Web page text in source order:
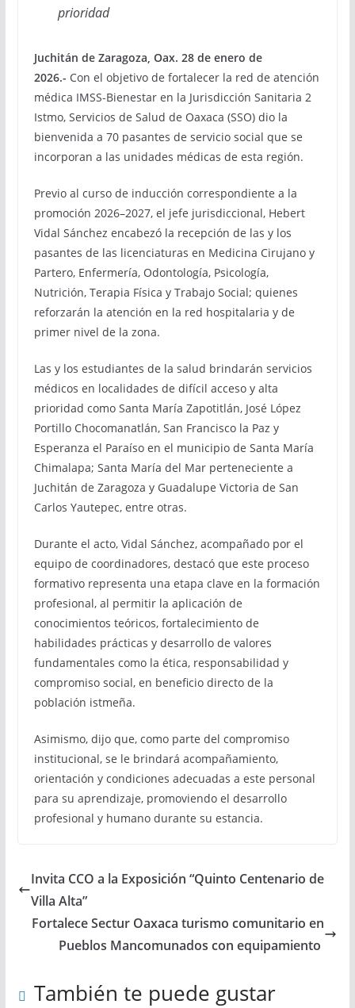
prioridad
Juchitán de Zaragoza, Oax. 28 de enero de
2026.- Con el objetivo de fortalecer la red de atención
médica IMSS-Bienestar en la Jurisdicción Sanitaria 2
Istmo, Servicios de Salud de Oaxaca (SSO) dio la
bienvenida a 70 pasantes de servicio social que se
incorporan a las unidades médicas de esta región.
Previo al curso de inducción correspondiente a la
promoción 2026–2027, el jefe jurisdiccional, Hebert
Vidal Sánchez encabezó la recepción de las y los
pasantes de las licenciaturas en Medicina Cirujano y
Partero, Enfermería, Odontología, Psicología,
Nutrición, Terapia Física y Trabajo Social; quienes
reforzarán la atención en la red hospitalaria y de
primer nivel de la zona.
Las y los estudiantes de la salud brindarán servicios
médicos en localidades de difícil acceso y alta
prioridad como Santa María Zapotitlán, José López
Portillo Chocomanatlán, San Francisco la Paz y
Esperanza el Paraíso en el municipio de Santa María
Chimalapa; Santa María del Mar perteneciente a
Juchitán de Zaragoza y Guadalupe Victoria de San
Carlos Yautepec, entre otras.
Durante el acto, Vidal Sánchez, acompañado por el
equipo de coordinadores, destacó que este proceso
formativo representa una etapa clave en la formación
profesional, al permitir la aplicación de
conocimientos teóricos, fortalecimiento de
habilidades prácticas y desarrollo de valores
fundamentales como la ética, responsabilidad y
compromiso social, en beneficio directo de la
población istmeña.
Asimismo, dijo que, como parte del compromiso
institucional, se le brindará acompañamiento,
orientación y condiciones adecuadas a este personal
para su aprendizaje, promoviendo el desarrollo
profesional y humano durante su estancia.
Invita CCO a la Exposición “Quinto Centenario de
Villa Alta”
Fortalece Sectur Oaxaca turismo comunitario en
Pueblos Mancomunados con equipamiento
También te puede gustar